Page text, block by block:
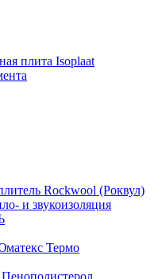
плита Isoplaat
Rockwool (Роквул)
и звукоизоляция
Термо